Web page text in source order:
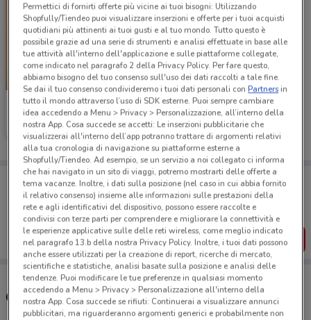
-3 GIORNI
Conad Superstore
Scade mercoledì 25.8 km
Porta DoveConviene sempre con te!
Puoi trovare le migliori offerte dei negozi vicino a te,
salvarle e creare la tua lista del risparmio, comodamente
dal tuo cellulare.
SCARICA L’APP
Conad Superstore e orari
Permettici di fornirti offerte più vicine ai tuoi bisogni: Utilizzando
Shopfully/Tiendeo puoi visualizzare inserzioni e offerte per i tuoi acquisti
quotidiani più attinenti ai tuoi gusti e al tuo mondo. Tutto questo è
possibile grazie ad una serie di strumenti e analisi effettuate in base alle
tue attività all'interno dell'applicazione e sulle piattaforme collegate,
come indicato nel paragrafo 2 della Privacy Policy. Per fare questo,
abbiamo bisogno del tuo consenso sull'uso dei dati raccolti a tale fine.
Se dai il tuo consenso condivideremo i tuoi dati personali conPartnersin
tutto il mondo attraverso l’uso di SDK esterne. Puoi sempre cambiare
idea accedendo a Menu > Privacy > Personalizzazione, all’interno della
nostra App. Cosa succede se accetti: Le inserzioni pubblicitarie che
visualizzerai all'interno dell’app potranno trattare di argomenti relativi
alla tua cronologia di navigazione su piattaforme esterne a
Shopfully/Tiendeo. Ad esempio, se un servizio a noi collegato ci informa
che hai navigato in un sito di viaggi, potremo mostrarti delle offerte a
tema vacanze. Inoltre, i dati sulla posizione (nel caso in cui abbia fornito
il relativo consenso) insieme alle informazioni sulle prestazioni della
rete e agli identificativi del dispositivo, possono essere raccolte e
condivisi con terze parti per comprendere e migliorare la connettività e
le esperienze applicative sulle delle reti wireless, come meglio indicato
nel paragrafo 13.b della nostra Privacy Policy. Inoltre, i tuoi dati possono
anche essere utilizzati per la creazione di report, ricerche di mercato,
scientifiche e statistiche, analisi basate sulla posizione e analisi delle
tendenze. Puoi modificare le tue preferenze in qualsiasi momento
accedendo a Menu > Privacy > Personalizzazione all'interno della
nostra App. Cosa succede se rifiuti: Continuerai a visualizzare annunci
pubblicitari, ma riguarderanno argomenti generici e probabilmente non